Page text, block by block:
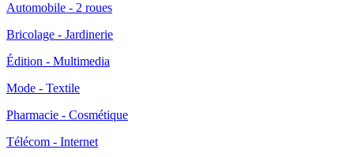
Automobile - 2 roues
Bricolage - Jardinerie
Édition - Multimedia
Mode - Textile
Pharmacie - Cosmétique
Télécom - Internet